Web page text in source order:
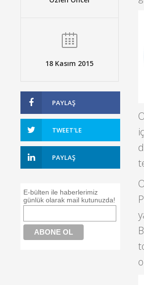
18 Kasım 2015
PAYLAŞ
TWEET'LE
PAYLAŞ
E-bülten ile haberlerimiz
günlük olarak mail kutunuzda!